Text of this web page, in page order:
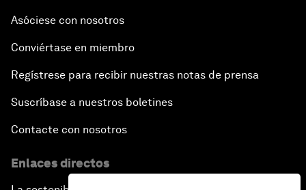
Asóciese con nosotros
Conviértase en miembro
Regístrese para recibir nuestras notas de prensa
Suscríbase a nuestros boletines
Contacte con nosotros
Enlaces directos